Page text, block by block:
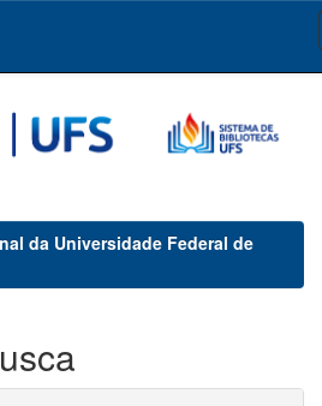
da Universidade Federal de